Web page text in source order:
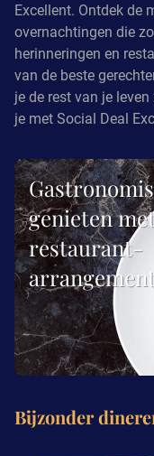
Excellent. Ontdek de
overnachtingen die
herinneringen en
van de beste
je de rest van je
je met Social Deal
genieten
restaurant-
Bijzonder